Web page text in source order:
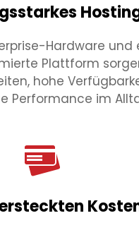
Hardware und
Plattform
hohe
Performance im